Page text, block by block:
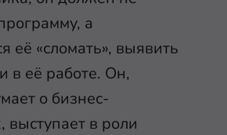
а
её «сломать», выявить
в её работе. Он,
о бизнес-
выступает в роли